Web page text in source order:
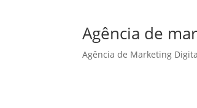
Agência de
Agência de Marketing